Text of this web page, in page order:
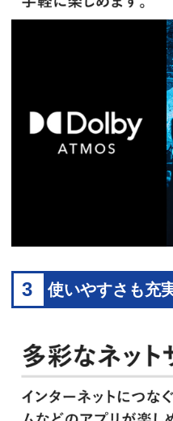
3 使いやすさも充